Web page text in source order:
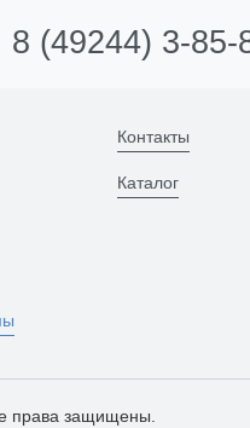
8 (49244) 3-85-
Контакты
Каталог
права защищены.